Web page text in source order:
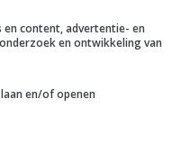
zegt dat merken
uitverkocht
de markt snel
content, advertentie- en
en ontwikkeling van
en/of openen